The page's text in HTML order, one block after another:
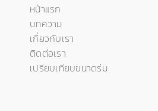
หน้าแรก
บทความ
เกี่ยวกับเรา
ติดต่อเรา
เปรียบเทียบขนาดร่ม